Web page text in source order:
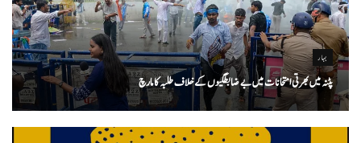
بہار
پٹنہ میں بھرتی امتحانات میں بے ضابطگیوں کے خلاف طلبہ کا مارچ